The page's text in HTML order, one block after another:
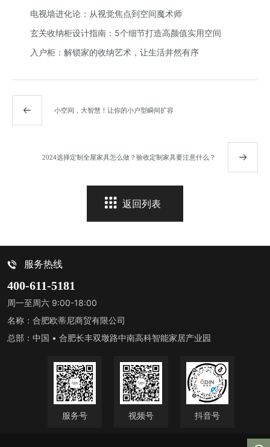
电视墙进化论：从视觉焦点到空间魔术师
玄关收纳柜设计指南：5个细节打造高颜值实用空间
入户柜：解锁家的收纳艺术，让生活井然有序
小空间，大智慧！让你的小户型瞬间扩容
2024选择定制全屋家具怎么做？验收定制家具要注意什么？
返回列表
服务热线
400-611-5181
周一至周六 9:00-18:00
名称：合肥欧蒂尼商贸有限公司
总部：中国 • 合肥长丰双墩路中南高科智能家居产业园
服务号 视频号 抖音号